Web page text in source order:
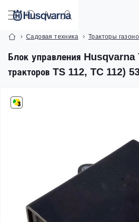
Садовая техника Тракторы
Блок управления
тракторов TS 112, TC 112)